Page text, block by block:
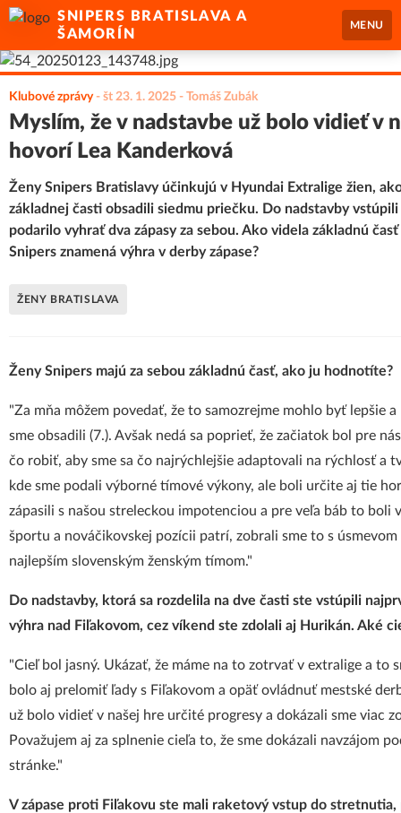
SNIPERS BRATISLAVA A
ŠAMORÍN
MENU
Klubové zprávy- št 23. 1. 2025 - Tomáš Zubák
Myslím, že v nadstavbe už bolo vidieť v
hovorí Lea Kanderková
Ženy Snipers Bratislavy účinkujú v Hyundai Extralige žien,
základnej časti obsadili siedmu priečku. Do nadstavby
podarilo vyhrať dva zápasy za sebou. Ako videla základnú
Snipers znamená výhra v derby zápase?
ŽENY BRATISLAVA
Ženy Snipers majú za sebou základnú časť, ako ju hodnotíte?
"Za mňa môžem povedať, že to samozrejme mohlo byť lepšie
sme obsadili (7.). Avšak nedá sa poprieť, že začiatok bol pre
čo robiť, aby sme sa čo najrýchlejšie adaptovali na rýchlosť a
kde sme podali výborné tímové výkony, ale boli určite aj tie
zápasili s našou streleckou impotenciou a pre veľa báb to boli
športu a nováčikovskej pozícii patrí, zobrali sme to s
najlepším slovenským ženským tímom."
Do nadstavby, ktorá sa rozdelila na dve časti ste vstúpili
výhra nad Fiľakovom, cez víkend ste zdolali aj Hurikán. Aké
"Cieľ bol jasný. Ukázať, že máme na to zotrvať v extralige a to
bolo aj prelomiť ľady s Fiľakovom a opäť ovládnuť mestské
už bolo vidieť v našej hre určité progresy a dokázali sme viac
Považujem aj za splnenie cieľa to, že sme dokázali navzájom
stránke."
V zápase proti Fiľakovu ste mali raketový vstup do